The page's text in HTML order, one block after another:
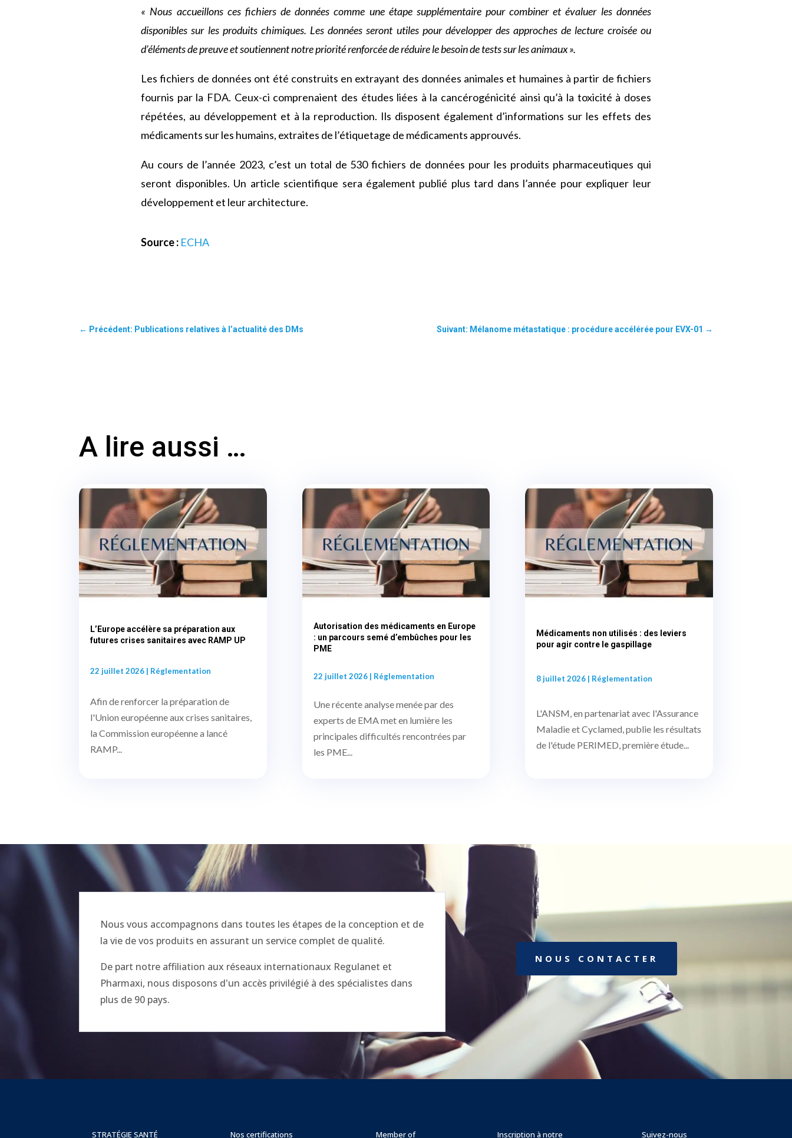
« Nous accueillons ces fichiers de données comme une étape supplémentaire pour combiner et évaluer les données
disponibles sur les produits chimiques. Les données seront utiles pour développer des approches de lecture croisée ou
d’éléments de preuve et soutiennent notre priorité renforcée de réduire le besoin de tests sur les animaux ».
Les fichiers de données ont été construits en extrayant des données animales et humaines à partir de fichiers
fournis par la FDA. Ceux-ci comprenaient des études liées à la cancérogénicité ainsi qu’à la toxicité à doses
répétées, au développement et à la reproduction. Ils disposent également d’informations sur les effets des
médicaments sur les humains, extraites de l’étiquetage de médicaments approuvés.
Au cours de l’année 2023, c’est un total de 530 fichiers de données pour les produits pharmaceutiques qui
seront disponibles. Un article scientifique sera également publié plus tard dans l’année pour expliquer leur
développement et leur architecture.
Source : ECHA
← Précédent: Publications relatives à l’actualité des DMs Suivant: Mélanome métastatique : procédure accélérée pour EVX-01 →
A lire aussi …
L’Europe accélère sa préparation aux
futures crises sanitaires avec RAMP UP
22 juillet 2026 | Réglementation
Afin de renforcer la préparation de
l'Union européenne aux crises sanitaires,
la Commission européenne a lancé
RAMP...
Autorisation des médicaments en Europe
: un parcours semé d’embûches pour les
PME
22 juillet 2026| Réglementation
Une récente analyse menée par des
experts de EMA met en lumière les
principales difficultés rencontrées par
les PME...
Médicaments non utilisés : des leviers
pour agir contre le gaspillage
8 juillet 2026| Réglementation
L'ANSM, en partenariat avec l'Assurance
Maladie et Cyclamed, publie les résultats
de l'étude PERIMED, première étude...
Nous vous accompagnons dans toutes les étapes de la conception et de
la vie de vos produits en assurant un service complet de qualité.
De part notre affiliation aux réseaux internationaux Regulanet et
Pharmaxi, nous disposons d'un accès privilégié à des spécialistes dans
plus de 90 pays.
NOUS CONTACTER
STRATÉGIE SANTÉ Nos certifications Member of Inscription à notre Suivez-nous